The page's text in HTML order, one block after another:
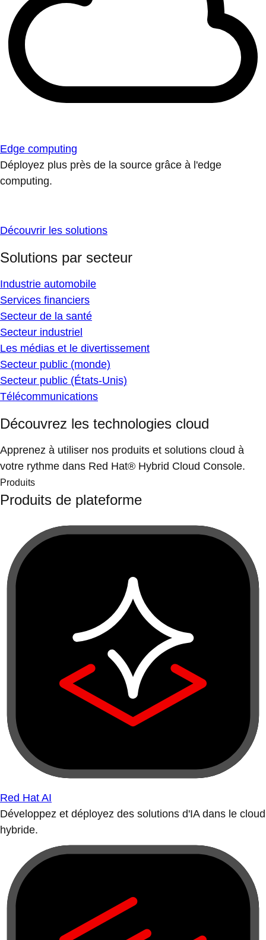
Edge computing
Déployez plus près de la source grâce à l'edge
computing.
Découvrir les solutions
Solutions par secteur
Industrie automobile
Services financiers
Secteur de la santé
Secteur industriel
Les médias et le divertissement
Secteur public (monde)
Secteur public (États-Unis)
Télécommunications
Découvrez les technologies cloud
Apprenez à utiliser nos produits et solutions cloud à
votre rythme dans Red Hat® Hybrid Cloud Console.
Produits
Produits de plateforme
Red Hat AI
Développez et déployez des solutions d'IA dans le cloud
hybride.